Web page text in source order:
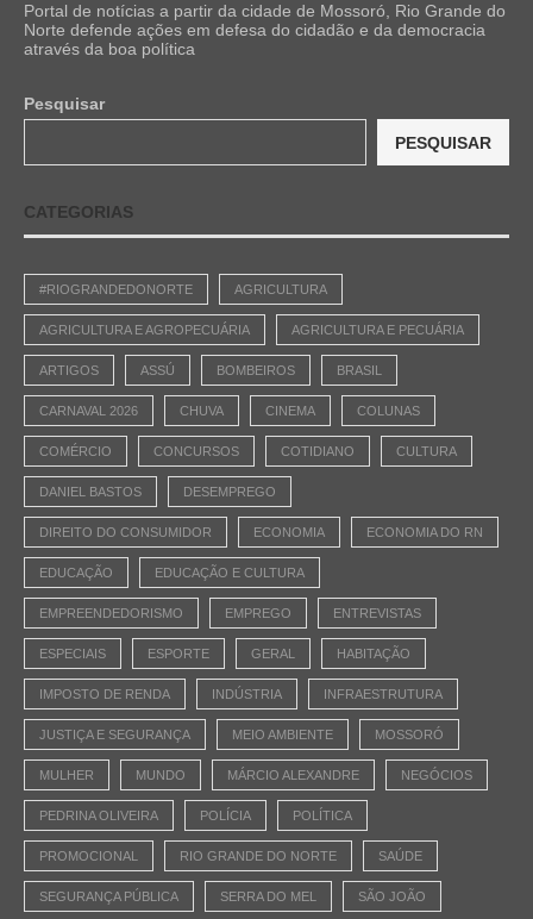
Portal de notícias a partir da cidade de Mossoró, Rio Grande do
Norte defende ações em defesa do cidadão e da democracia
através da boa política
Pesquisar
PESQUISAR
CATEGORIAS
#RIOGRANDEDONORTE AGRICULTURA
AGRICULTURA E AGROPECUÁRIA AGRICULTURA E PECUÁRIA
ARTIGOS ASSÚ BOMBEIROS BRASIL
CARNAVAL 2026 CHUVA CINEMA COLUNAS
COMÉRCIO CONCURSOS COTIDIANO CULTURA
DANIEL BASTOS DESEMPREGO
DIREITO DO CONSUMIDOR ECONOMIA ECONOMIA DO RN
EDUCAÇÃO EDUCAÇÃO E CULTURA
EMPREENDEDORISMO EMPREGO ENTREVISTAS
ESPECIAIS ESPORTE GERAL HABITAÇÃO
IMPOSTO DE RENDA INDÚSTRIA INFRAESTRUTURA
JUSTIÇA E SEGURANÇA MEIO AMBIENTE MOSSORÓ
MULHER MUNDO MÁRCIO ALEXANDRE NEGÓCIOS
PEDRINA OLIVEIRA POLÍCIA POLÍTICA
PROMOCIONAL RIO GRANDE DO NORTE SAÚDE
SEGURANÇA PÚBLICA SERRA DO MEL SÃO JOÃO